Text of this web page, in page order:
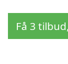
Få 3